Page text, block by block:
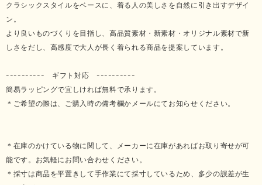
クラシックスタイルをベースに、着る人の美しさを自然に引き出すデザイ
ン。
より良いものづくりを目指し、高品質素材・新素材・オリジナル素材で新
しさをだし、高感度で大人が長く着られる商品を提案しています。
---------- ギフト対応 ----------
簡易ラッピングで宜しければ無料で承ります。
＊ご希望の際は、ご購入時の備考欄かメールにてお知らせください。
＊在庫のかけている物に関して、メーカーに在庫があればお取り寄せが可
能です。お気軽にお問い合わせください。
＊採寸は商品を平置きして手作業にて採寸しているため、多少の誤差が生